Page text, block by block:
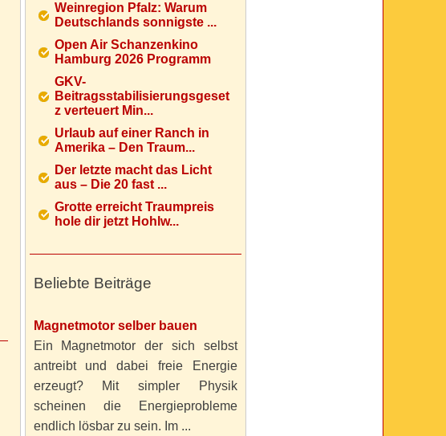
Weinregion Pfalz: Warum
Deutschlands sonnigste ...
Open Air Schanzenkino
Hamburg 2026 Programm
GKV-
Beitragsstabilisierungsgeset
z verteuert Min...
Urlaub auf einer Ranch in
Amerika – Den Traum...
Der letzte macht das Licht
aus – Die 20 fast ...
Grotte erreicht Traumpreis
hole dir jetzt Hohlw...
Beliebte Beiträge
Magnetmotor selber bauen
Ein Magnetmotor der sich selbst
antreibt und dabei freie Energie
erzeugt? Mit simpler Physik
scheinen die Energieprobleme
endlich lösbar zu sein. Im ...